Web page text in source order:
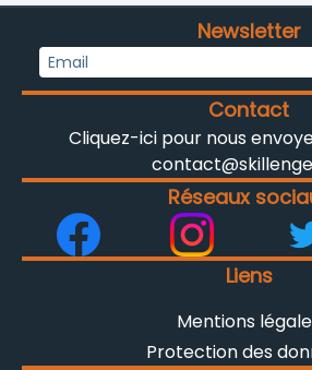
Liens
Mentions
Protection des
Réseaux
Contact
Cliquez-ici pour nous
Newsletter